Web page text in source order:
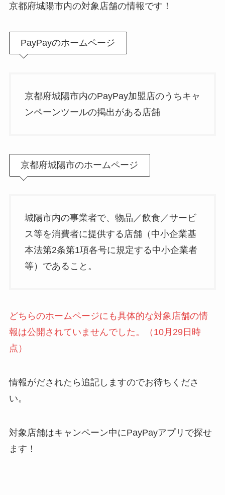
京都府城陽市内の対象店舗の情報です！
PayPayのホームページ
京都府城陽市内のPayPay加盟店のうちキャ
ンペーンツールの掲出がある店舗
京都府城陽市のホームページ
城陽市内の事業者で、物品／飲食／サービ
ス等を消費者に提供する店舗（中小企業基
本法第2条第1項各号に規定する中小企業者
等）であること。
どちらのホームページにも具体的な対象店舗の情
報は公開されていませんでした。（10月29日時
点）
情報がだされたら追記しますのでお待ちくださ
い。
対象店舗はキャンペーン中にPayPayアプリで探せ
ます！